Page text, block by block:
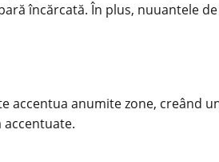
încărcată. În plus, nuuantele
accentua anumite zone, creând